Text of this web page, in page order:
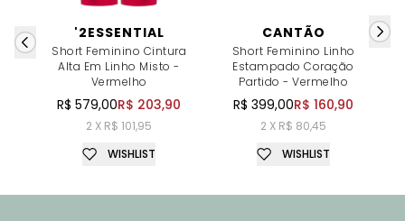
'2ESSENTIAL
Short Feminino Cintura
Alta Em Linho Misto -
Vermelho
R$ 579,00R$ 203,90
2 X R$ 101,95
WISHLIST
CANTÃO
Short Feminino Linho
Estampado Coração
Partido - Vermelho
R$ 399,00R$ 160,90
2 X R$ 80,45
WISHLIST